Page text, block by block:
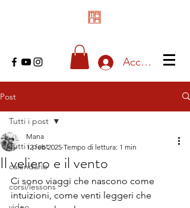
Accedi
Post
Tutti i post
calendario
corsi/lessons
Tutti i post
Il veliero e il vento
Mana
12 feb 2025 Tempo di lettura: 1 min
Ci sono viaggi che nascono come
intuizioni, come venti leggeri che